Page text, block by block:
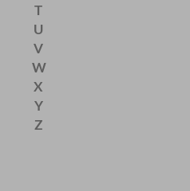
T
U
V
W
X
Y
Z